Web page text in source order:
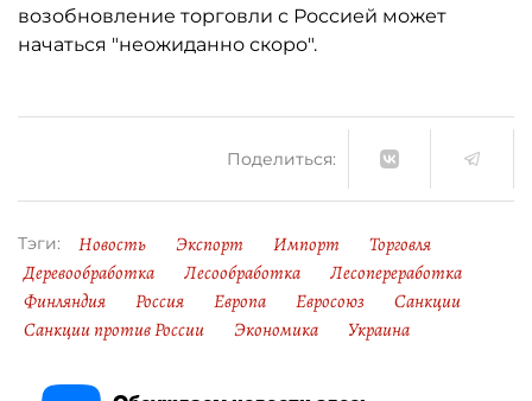
возобновление торговли с Россией может
начаться "неожиданно скоро".
Поделиться:
Тэги: Новость Экспорт Импорт
Торговля
Деревообработка
Лесообработка
Лесопереработка
Финляндия
Россия Европа Евросоюз
Санкции
Санкции против России
Экономика Украина